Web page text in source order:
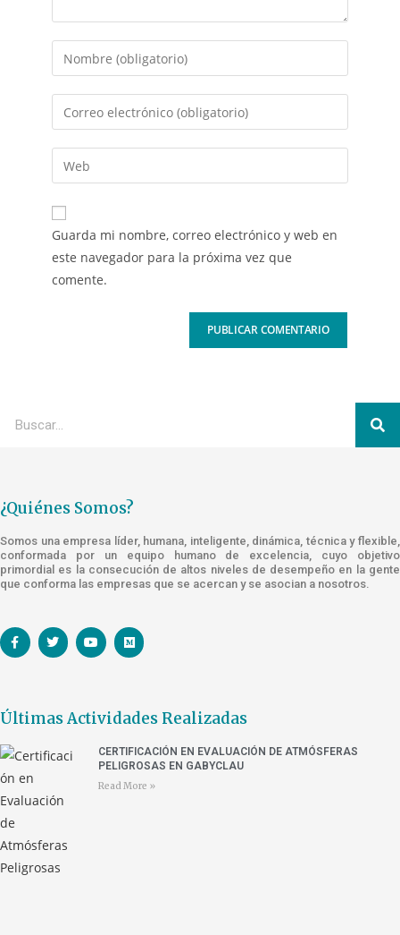
Guarda mi nombre, correo electrónico y web en
este navegador para la próxima vez que
comente.
¿Quiénes Somos?
Somos una empresa líder, humana, inteligente, dinámica, técnica y flexible,
conformada por un equipo humano de excelencia, cuyo objetivo
primordial es la consecución de altos niveles de desempeño en la gente
que conforma las empresas que se acercan y se asocian a nosotros.
Últimas Actividades Realizadas
CERTIFICACIÓN EN EVALUACIÓN DE ATMÓSFERAS
PELIGROSAS EN GABYCLAU
Read More »